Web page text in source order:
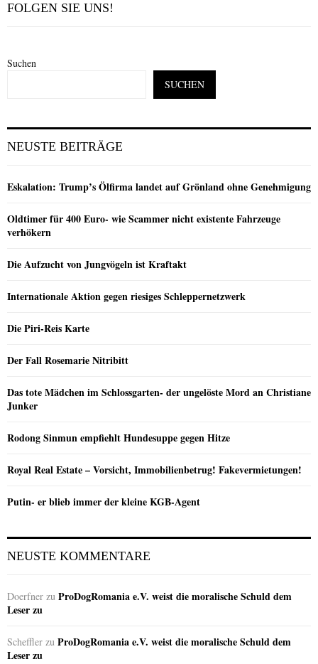
FOLGEN SIE UNS!
Suchen
SUCHEN
NEUSTE BEITRÄGE
Eskalation: Trump’s Ölfirma landet auf Grönland ohne Genehmigung
Oldtimer für 400 Euro- wie Scammer nicht existente Fahrzeuge
verhökern
Die Aufzucht von Jungvögeln ist Kraftakt
Internationale Aktion gegen riesiges Schleppernetzwerk
Die Piri-Reis Karte
Der Fall Rosemarie Nitribitt
Das tote Mädchen im Schlossgarten- der ungelöste Mord an Christiane
Junker
Rodong Sinmun empfiehlt Hundesuppe gegen Hitze
Royal Real Estate – Vorsicht, Immobilienbetrug! Fakevermietungen!
Putin- er blieb immer der kleine KGB-Agent
NEUSTE KOMMENTARE
Doerfner zu ProDogRomania e.V. weist die moralische Schuld dem
Leser zu
Scheffler zu ProDogRomania e.V. weist die moralische Schuld dem
Leser zu